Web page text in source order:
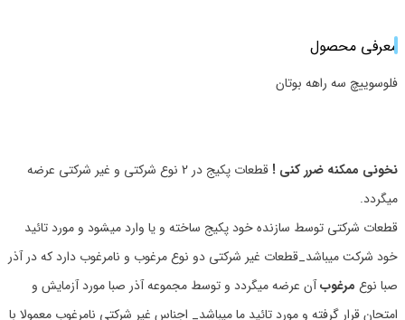
معرفی محصول
فلوسوییچ سه راهه بوتان
نخونی ممکنه ضرر کنی !
قطعات پکیج در 2 نوع شرکتی و غیر شرکتی عرضه
میگردد.
قطعات شرکتی توسط سازنده خود پکیج ساخته و یا وارد میشود و مورد تائید
خود شرکت میباشد_قطعات غیر شرکتی دو نوع مرغوب و نامرغوب دارد که در آذر
صبا نوع مرغوبآن عرضه میگردد و توسط مجموعه آذر صبا مورد آزمایش و
امتحان قرار گرفته و مورد تائید ما میباشد_ اجناس غیر شرکتی نامرغوب معمولا با